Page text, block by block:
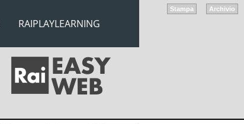
RAIPLAYLEARNING
Archivio
Stampa